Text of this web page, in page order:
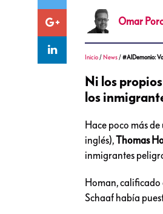
Omar
Inicio / News /#AlDemonio:
Ni los
los
Hace poco más
inglés),Thomas
inmigrantes
Homan, calificado
Schaaf había